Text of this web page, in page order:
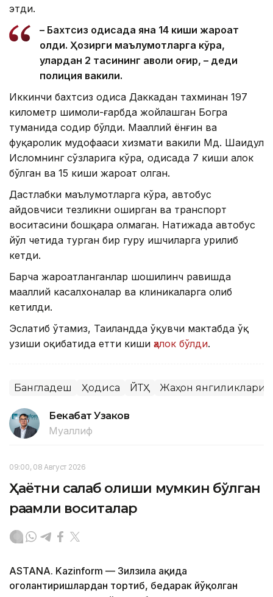
этди.
– Бахтсиз ҳодисада яна 14 киши жароҳат
олди. Ҳозирги маълумотларга кўра,
улардан 2 тасининг аҳволи оғир, – деди
полиция вакили.
Иккинчи бахтсиз ҳодиса Даккадан тахминан 197
километр шимоли-ғарбда жойлашган Богра
туманида содир бўлди. Маҳаллий ёнғин ва
фуқаролик мудофааси хизмати вакили Мд. Шаҳидул
Исломнинг сўзларига кўра, ҳодисада 7 киши ҳалок
бўлган ва 15 киши жароҳат олган.
Дастлабки маълумотларга кўра, автобус
ҳайдовчиси тезликни оширган ва транспорт
воситасини бошқара олмаган. Натижада автобус
йўл четида турган бир гуруҳ ишчиларга урилиб
кетди.
Барча жароҳатланганлар шошилинч равишда
маҳаллий касалхоналар ва клиникаларга олиб
кетилди.
Эслатиб ўтамиз, Таиландда ўқувчи мактабда ўқ
узиши оқибатида етти киши ҳалок бўлди.
Бангладеш Ҳодиса ЙТҲ Жаҳон янгиликлари
Бекабат Узаков
Муаллиф
09:00, 08 Август 2026
Ҳаётни сақлаб қолиши мумкин бўлган
рақамли воситалар
ASTANA. Kazinform — Зилзила ҳақида
огоҳлантиришлардан тортиб, бедарак йўқолган